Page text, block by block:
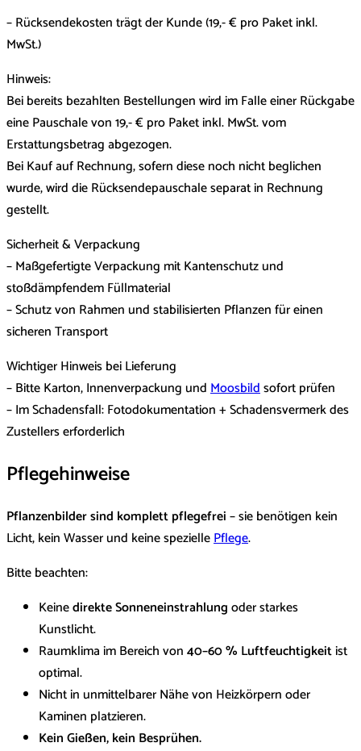
– Rücksendekosten trägt der Kunde (19,- € pro Paket inkl.
MwSt.)
Hinweis:
Bei bereits bezahlten Bestellungen wird im Falle einer Rückgabe
eine Pauschale von 19,- € pro Paket inkl. MwSt. vom
Erstattungsbetrag abgezogen.
Bei Kauf auf Rechnung, sofern diese noch nicht beglichen
wurde, wird die Rücksendepauschale separat in Rechnung
gestellt.
Sicherheit & Verpackung
– Maßgefertigte Verpackung mit Kantenschutz und
stoßdämpfendem Füllmaterial
– Schutz von Rahmen und stabilisierten Pflanzen für einen
sicheren Transport
Wichtiger Hinweis bei Lieferung
– Bitte Karton, Innenverpackung undMoosbildsofort prüfen
– Im Schadensfall: Fotodokumentation + Schadensvermerk des
Zustellers erforderlich
Pflegehinweise
Pflanzenbilder sind komplett pflegefrei– sie benötigen kein
Licht, kein Wasser und keine speziellePflege.
Bitte beachten:
Keinedirekte Sonneneinstrahlungoder starkes
Kunstlicht.
Raumklima im Bereich von40–60 % Luftfeuchtigkeitist
optimal.
Nicht in unmittelbarer Nähe von Heizkörpern oder
Kaminen platzieren.
Kein Gießen, kein Besprühen.